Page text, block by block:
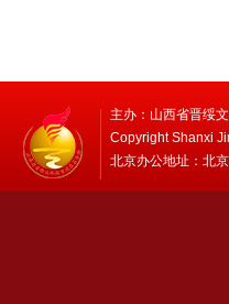
主办：山西省晋绥
Copyright Shanxi
北京办公地址：北